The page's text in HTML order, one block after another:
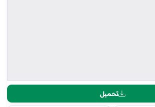
تحميل